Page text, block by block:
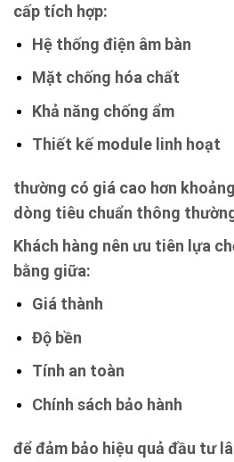
cấp tích hợp:
Hệ thống điện âm bàn
Mặt chống hóa chất
Khả năng chống ẩm
Thiết kế module linh hoạt
thường có giá cao hơn
dòng tiêu chuẩn thông
Khách hàng nên ưu tiên lựa
bằng giữa:
Giá thành
Độ bền
Tính an toàn
Chính sách bảo hành
để đảm bảo hiệu quả đầu tư